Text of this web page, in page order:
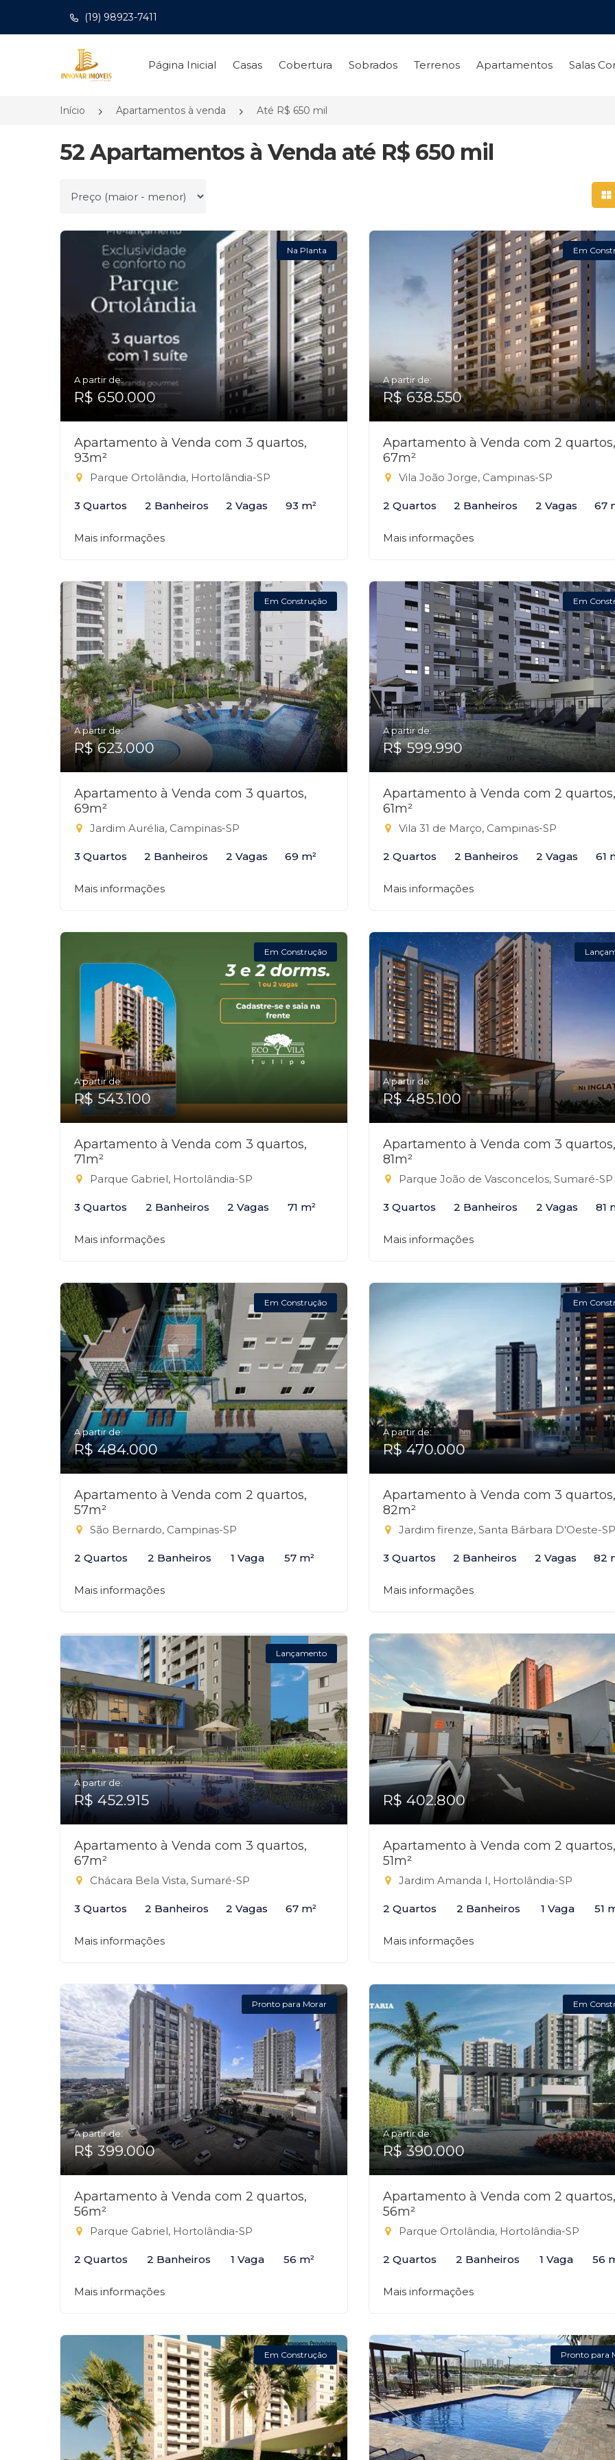
(19) 98923-7411
Página inicial
Página Inicial Casas Cobertura Sobrados Terrenos Apartamentos Salas
Início Apartamentos à venda Até R$ 650 mil
52 Apartamentos à Venda até R$ 650 mil
Ordenar por
Na Planta
A partir de:
R$ 650.000
Apartamento à Venda com 3 quartos,
93m²
Parque Ortolândia, Hortolândia-SP
3 Quartos 2 Banheiros 2 Vagas 93 m²
Mais informações
Em
A partir de:
R$ 638.550
Apartamento à Venda com 2 quartos,
67m²
Vila João Jorge, Campinas-SP
2 Quartos 2 Banheiros 2 Vagas 67
Mais informações
Em Construção
A partir de:
R$ 623.000
Apartamento à Venda com 3 quartos,
69m²
Jardim Aurélia, Campinas-SP
3 Quartos 2 Banheiros 2 Vagas 69 m²
Mais informações
Em
A partir de:
R$ 599.990
Apartamento à Venda com 2 quartos,
61m²
Vila 31 de Março, Campinas-SP
2 Quartos 2 Banheiros 2 Vagas 61
Mais informações
Em Construção
A partir de:
R$ 543.100
Apartamento à Venda com 3 quartos,
71m²
Parque Gabriel, Hortolândia-SP
3 Quartos 2 Banheiros 2 Vagas 71 m²
Mais informações
A partir de:
R$ 485.100
Apartamento à Venda com 3 quartos,
81m²
Parque João de Vasconcelos, Sumaré-SP
3 Quartos 2 Banheiros 2 Vagas 81
Mais informações
Em Construção
A partir de:
R$ 484.000
Apartamento à Venda com 2 quartos,
57m²
São Bernardo, Campinas-SP
2 Quartos 2 Banheiros 1 Vaga 57 m²
Mais informações
Em
A partir de:
R$ 470.000
Apartamento à Venda com 3 quartos,
82m²
Jardim firenze, Santa Bárbara D'Oeste-SP
3 Quartos 2 Banheiros 2 Vagas 82
Mais informações
Lançamento
A partir de:
R$ 452.915
Apartamento à Venda com 3 quartos,
67m²
Chácara Bela Vista, Sumaré-SP
3 Quartos 2 Banheiros 2 Vagas 67 m²
Mais informações
R$ 402.800
Apartamento à Venda com 2 quartos,
51m²
Jardim Amanda I, Hortolândia-SP
2 Quartos 2 Banheiros 1 Vaga 51
Mais informações
Pronto para Morar
A partir de:
R$ 399.000
Apartamento à Venda com 2 quartos,
56m²
Parque Gabriel, Hortolândia-SP
2 Quartos 2 Banheiros 1 Vaga 56 m²
Mais informações
Em
A partir de:
R$ 390.000
Apartamento à Venda com 2 quartos,
56m²
Parque Ortolândia, Hortolândia-SP
2 Quartos 2 Banheiros 1 Vaga 56
Mais informações
Em Construção Pronto para